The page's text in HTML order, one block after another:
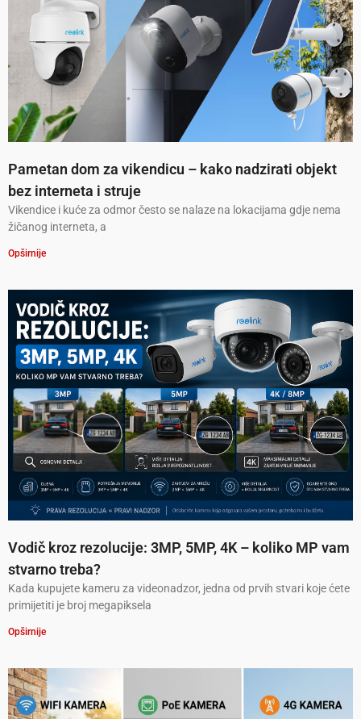
Pametan dom za vikendicu – kako nadzirati objekt
bez interneta i struje
Vikendice i kuće za odmor često se nalaze na lokacijama gdje nema
žičanog interneta, a
Opširnije
Vodič kroz rezolucije: 3MP, 5MP, 4K – koliko MP vam
stvarno treba?
Kada kupujete kameru za videonadzor, jedna od prvih stvari koje ćete
primijetiti je broj megapiksela
Opširnije